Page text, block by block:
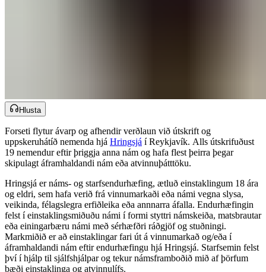
Hlusta
Forseti flytur ávarp og afhendir verðlaun við útskrift og
uppskeruhátíð nemenda hjá ​​​​‌ ‍ ​‍​‍‌‍ ‌ ​‍‌‍‍‌‌‍‌ ‌‍‍‌‌‍ ‍​‍​‍​ ‍‍​‍​‍‌ ​ ‌‍​‌‌‍ ‍‌‍‍‌‌ ‌​‌ ‍‌​‍ ‍‌‍‍‌‌‍ ​‍​‍​‍ ​​‍​‍‌‍‍​‌ ​‍‌‍‌‌‌‍‌‍​‍​‍​ ‍‍​‍​‍‌‍‍​‌ ‌​‌ ‌​‌ ​​‌ ​ ​‍ ​‍ ‌‍‌‍‌‍ ‌ ​‍‌ ​ ‌‍‌‌‌ ‌​‌‍‍‌​‍ ‌‌‍‍‌‌ ​ ‌‍ ​‌‍​‌‌‍ ‍‌‍‌​‌ ​ ​‍ ‍‌ ‌‍‌‍‌‌‌ ​‍‌‍​ ‌‍‌‌‌‍ ​​‍ ‍‌‍​‌‌ ​​‌ ​​​‍ ‌ ​ ‌ ‌​‌ ‌‌‌‍‌​‌‍‍‌‌‍ ​‍ ‌‍‍‌‌‍ ‍‌ ‌​‌‍‌‌‌‍ ‍‌ ‌​​‍ ‌‍‌‌‌‍‌​‌‍‍‌‌ ‌​​‍ ‌‍ ‌‌‍ ‌‍‌​‌‍‌‌​ ‌‌ ​​‌ ​‍‌‍‌‌‌ ​ ‌‍‌‌‌‍ ‍‌ ‌​‌‍​‌‌ ‌​‌‍‍‌‌‍ ‌‍ ‍​ ‍ ‌‍‍‌‌‍‌​​ ‌‌ ‌​‌​ ​‌ ​‌‌​ ‌‌​ ​ ‌ ‌‍ ‌‍‍‌‌‍ ​‌‌‍‌‌ ‍‌‌ ‍‍‌‍‌​‌ ‍‌‌‌​ ‌ ‌ ​ ‌‌‌‍‍‌‌‌‍‌​ ‍‌‌‍​‍‌​‌​​ ‍ ‌ ‌​‌ ‍‌‌ ​​‌‍‌‌​ ‌‌‍ ‍‌‍‌‌‌ ‌ ‌ ​ ​ ‍ ‌ ​​‌‍​‌‌ ‌​‌‍‍​​ ‌‌ ​​‌‍​‌‌‍‌ ‌‍‌‌‌​​‍‌ ‌‌‌‍‍‌‌‍ ​‌‍‌​‌‍‌‌‌ ​‍​‍‌‌​ ‌‌‌​​‍‌‌ ‌‍‍ ‌‍‌‌‌ ‍‌​‍‌‌​ ​ ‌​‌​​‍‌‌​ ​ ‌​‌​​‍‌‌​ ​‍​ ​‍‌ ​‍‌‍‍‌‌‍​ ‌‍‍​‌ ‌​‌‍‌‌‌ ‍​‌ ‌​​‍ ‌‌‍​ ‌ ‌‍‌‍‌‍‌‍​ ​ ​ ‌ ​​​ ​​​ ‍​‌ ​‍​‍‌‌​ ​‍​ ​‍​‍‌‌​ ‌‌‌​‌​​‍ ‍‌‍​ ‌‍ ‌‍ ‍‌ ‌​‌‍‌‌‌‍ ‍‌ ‌​​‍‌‌​ ‌‌‌​​‍‌‌ ‌‍‍ ‌‍‌‌‌ ‍‌​‍‌‌​ ​ ‌​‌​​‍‌‌​ ​ ‌​‌​​‍‌‌​ ​‍​ ​‍​ ‌​​ ‍‌‌‍‌​​ ‍‌​ ​‌​ ​‍‌‍‌‍​ ​​​ ‍‌​ ‌‌​ ​​​ ​‌​‍‌‌​ ​‍​ ​‍​‍‌‌​ ‌‌‌​‌​​‍ ‍‌‍​ ‌‍‍​‌‍‍‌‌‍ ​‌‍‌​‌ ​‍‌‍‌‌‌‍ ‍​‍‌‌​ ‌‌‌​​‍‌‌ ‌‍‍ ‌‍‌‌‌ ‍‌​‍‌‌​ ​ ‌​‌​​‍‌‌​ ​ ‌​‌​​‍‌‌​ ​‍​ ​‍‌‍​‌‌‍‌‌​ ‌‌​ ​​​ ‌​‌‍​‍‌‍‌‍​ ​‌‌‍​‌‌‍​ ‌‍​‍​ ​​​‍‌‌​ ​‍​ ​‍​‍‌‌​ ‌‌‌​‌​​‍ ‍‌ ‌​‌‍‌‌‌ ‍​‌ ‌​​ ‌‍​‍‌‍​‌‌ ​ ‌‍‌‌‌‌‌‌‌ ​‍‌‍ ​​ ‌‌‍‍​‌ ‌​‌ ‌​‌ ​​‌ ​ ​‍‌‌​ ​‍‌​‌‍​‍‌‌​ ​‍‌​‌‍‌‍‌‍‌‍ ‌ ​‍‌ ​ ‌‍‌‌‌ ‌​‌‍‍‌​‍ ‌‌‍‍‌‌ ​ ‌‍ ​‌‍​‌‌‍ ‍‌‍‌​‌ ​ ​‍ ‍‌ ‌‍‌‍‌‌‌ ​‍‌‍​ ‌‍‌‌‌‍ ​​‍ ‍‌‍​‌‌ ​​‌ ​​​‍‌‌​ ​‍‌​‌‍‌ ​ ‌ ‌​‌ ‌‌‌‍‌​‌‍‍‌‌‍ ​‍‌‍‌‍‍‌‌‍‌​​ ‌‌ ‌​‌​ ​‌ ​‌‌​ ‌‌​ ​ ‌ ‌‍ ‌‍‍‌‌‍ ​‌‌‍‌‌ ‍‌‌ ‍‍‌‍‌​‌ ‍‌‌‌​ ‌ ‌ ​ ‌‌‌‍‍‌‌‌‍‌​ ‍‌‌‍​‍‌​‌​​‍‌‍‌ ‌​‌ ‍‌‌ ​​‌‍‌‌​ ‌‌‍ ‍‌‍‌‌‌ ‌ ‌ ​ ​‍‌‍‌ ​​‌‍​‌‌ ‌​‌‍‍​​ ‌‌ ​​‌‍​‌‌‍‌ ‌‍‌‌‌​​‍‌ ‌‌‌‍‍‌‌‍ ​‌‍‌​‌‍‌‌‌ ​‍​‍‌‌​ ‌‌‌​​‍‌‌ ‌‍‍ ‌‍‌‌‌ ‍‌​‍‌‌​ ​ ‌​‌​​‍‌‌​ ​ ‌​‌​​‍‌‌​ ​‍​ ​‍‌ ​‍‌‍‍‌‌‍​ ‌‍‍​‌ ‌​‌‍‌‌‌ ‍​‌ ‌​​‍ ‌‌‍​ ‌ ‌‍‌‍‌‍‌‍​ ​ ​ ‌ ​​​ ​​​ ‍​‌ ​‍​‍‌‌​ ​‍​ ​‍​‍‌‌​ ‌‌‌​‌​​‍ ‍‌‍​ ‌‍ ‌‍ ‍‌ ‌​‌‍‌‌‌‍ ‍‌ ‌​​‍‌‌​ ‌‌‌​​‍‌‌ ‌‍‍ ‌‍‌‌‌ ‍‌​‍‌‌​ ​ ‌​‌​​‍‌‌​ ​ ‌​‌​​‍‌‌​ ​‍​ ​‍​ ‌​​ ‍‌‌‍‌​​ ‍‌​ ​‌​ ​‍‌‍‌‍​ ​​​ ‍‌​ ‌‌​ ​​​ ​‌​‍‌‌​ ​‍​ ​‍​‍‌‌​ ‌‌‌​‌​​‍ ‍‌‍​ ‌‍‍​‌‍‍‌‌‍ ​‌‍‌​‌ ​‍‌‍‌‌‌‍ ‍​‍‌‌​ ‌‌‌​​‍‌‌ ‌‍‍ ‌‍‌‌‌ ‍‌​‍‌‌​ ​ ‌​‌​​‍‌‌​ ​ ‌​‌​​‍‌‌​ ​‍​ ​‍‌‍​‌‌‍‌‌​ ‌‌​ ​​​ ‌​‌‍​‍‌‍‌‍​ ​‌‌‍​‌‌‍​ ‌‍​‍​ ​​​‍‌‌​ ​‍​ ​‍​‍‌‌​ ‌‌‌​‌​​‍ ‍‌ ‌​‌‍‌‌‌ ‍​‌ ‌​​‍‌‍‌ ​​‌‍‌‌‌ ​‍‌ ​ ‌ ​​‌‍‌‌‌‍​ ‌ ‌​‌‍‍‌‌ ‌‍‌‍‌‌​ ‌‌ ​​‌ ‌‌‌‍​‍‌‍ ​‌‍‍‌‌ ​ ‌‍‍​‌‍‌‌‌‍‌​​‍​‍‌ ‌ Hringsjá​​​​‌ ‍ ​‍​‍‌‍ ‌ ​‍‌‍‍‌‌‍‌ ‌‍‍‌‌‍ ‍​‍​‍​ ‍‍​‍​‍‌ ​ ‌‍​‌‌‍ ‍‌‍‍‌‌ ‌​‌ ‍‌​‍ ‍‌‍‍‌‌‍ ​‍​‍​‍ ​​‍​‍‌‍‍​‌ ​‍‌‍‌‌‌‍‌‍​‍​‍​ ‍‍​‍​‍‌‍‍​‌ ‌​‌ ‌​‌ ​​‌ ​ ​‍ ​‍ ‌‍‌‍‌‍ ‌ ​‍‌ ​ ‌‍‌‌‌ ‌​‌‍‍‌​‍ ‌‌‍‍‌‌ ​ ‌‍ ​‌‍​‌‌‍ ‍‌‍‌​‌ ​ ​‍ ‍‌ ‌‍‌‍‌‌‌ ​‍‌‍​ ‌‍‌‌‌‍ ​​‍ ‍‌‍​‌‌ ​​‌ ​​​‍ ‌ ​ ‌ ‌​‌ ‌‌‌‍‌​‌‍‍‌‌‍ ​‍ ‌‍‍‌‌‍ ‍‌ ‌​‌‍‌‌‌‍ ‍‌ ‌​​‍ ‌‍‌‌‌‍‌​‌‍‍‌‌ ‌​​‍ ‌‍ ‌‌‍ ‌‍‌​‌‍‌‌​ ‌‌ ​​‌ ​‍‌‍‌‌‌ ​ ‌‍‌‌‌‍ ‍‌ ‌​‌‍​‌‌ ‌​‌‍‍‌‌‍ ‌‍ ‍​ ‍ ‌‍‍‌‌‍‌​​ ‌‌ ‌​‌​ ​‌ ​‌‌​ ‌‌​ ​ ‌ ‌‍ ‌‍‍‌‌‍ ​‌‌‍‌‌ ‍‌‌ ‍‍‌‍‌​‌ ‍‌‌‌​ ‌ ‌ ​ ‌‌‌‍‍‌‌‌‍‌​ ‍‌‌‍​‍‌​‌​​ ‍ ‌ ‌​‌ ‍‌‌ ​​‌‍‌‌​ ‌‌‍ ‍‌‍‌‌‌ ‌ ‌ ​ ​ ‍ ‌ ​​‌‍​‌‌ ‌​‌‍‍​​ ‌‌ ​​‌‍​‌‌‍‌ ‌‍‌‌‌​​‍‌ ‌‌‌‍‍‌‌‍ ​‌‍‌​‌‍‌‌‌ ​‍​‍‌‌​ ‌‌‌​​‍‌‌ ‌‍‍ ‌‍‌‌‌ ‍‌​‍‌‌​ ​ ‌​‌​​‍‌‌​ ​ ‌​‌​​‍‌‌​ ​‍​ ​‍‌ ​‍‌‍‍‌‌‍​ ‌‍‍​‌ ‌​‌‍‌‌‌ ‍​‌ ‌​​‍ ‌‌‍​ ‌ ‌‍‌‍‌‍‌‍​ ​ ​ ‌ ​​​ ​​​ ‍​‌ ​‍​‍‌‌​ ​‍​ ​‍​‍‌‌​ ‌‌‌​‌​​‍ ‍‌‍​ ‌‍ ‌‍ ‍‌ ‌​‌‍‌‌‌‍ ‍‌ ‌​​‍‌‌​ ‌‌‌​​‍‌‌ ‌‍‍ ‌‍‌‌‌ ‍‌​‍‌‌​ ​ ‌​‌​​‍‌‌​ ​ ‌​‌​​‍‌‌​ ​‍​ ​‍​ ‌​​ ‍‌‌‍‌​​ ‍‌​ ​‌​ ​‍‌‍‌‍​ ​​​ ‍‌​ ‌‌​ ​​​ ​‌​‍‌‌​ ​‍​ ​‍​‍‌‌​ ‌‌‌​‌​​‍ ‍‌‍​ ‌‍‍​‌‍‍‌‌‍ ​‌‍‌​‌ ​‍‌‍‌‌‌‍ ‍​‍‌‌​ ‌‌‌​​‍‌‌ ‌‍‍ ‌‍‌‌‌ ‍‌​‍‌‌​ ​ ‌​‌​​‍‌‌​ ​ ‌​‌​​‍‌‌​ ​‍​ ​‍‌‍‌‌​ ‌‍​ ​​‌‍‌​​ ‌ ​ ​​‌‍‌​​ ​​‌‍‌‍​ ‍​​ ‌ ​ ​ ​‍‌‌​ ​‍​ ​‍​‍‌‌​ ‌‌‌​‌​​‍ ‍‌ ‌​‌‍‌‌‌ ‍​‌ ‌​​ ‌‍​‍‌‍​‌‌ ​ ‌‍‌‌‌‌‌‌‌ ​‍‌‍ ​​ ‌‌‍‍​‌ ‌​‌ ‌​‌ ​​‌ ​ ​‍‌‌​ ​‍‌​‌‍​‍‌‌​ ​‍‌​‌‍‌‍‌‍‌‍ ‌ ​‍‌ ​ ‌‍‌‌‌ ‌​‌‍‍‌​‍ ‌‌‍‍‌‌ ​ ‌‍ ​‌‍​‌‌‍ ‍‌‍‌​‌ ​ ​‍ ‍‌ ‌‍‌‍‌‌‌ ​‍‌‍​ ‌‍‌‌‌‍ ​​‍ ‍‌‍​‌‌ ​​‌ ​​​‍‌‌​ ​‍‌​‌‍‌ ​ ‌ ‌​‌ ‌‌‌‍‌​‌‍‍‌‌‍ ​‍‌‍‌‍‍‌‌‍‌​​ ‌‌ ‌​‌​ ​‌ ​‌‌​ ‌‌​ ​ ‌ ‌‍ ‌‍‍‌‌‍ ​‌‌‍‌‌ ‍‌‌ ‍‍‌‍‌​‌ ‍‌‌‌​ ‌ ‌ ​ ‌‌‌‍‍‌‌‌‍‌​ ‍‌‌‍​‍‌​‌​​‍‌‍‌ ‌​‌ ‍‌‌ ​​‌‍‌‌​ ‌‌‍ ‍‌‍‌‌‌ ‌ ‌ ​ ​‍‌‍‌ ​​‌‍​‌‌ ‌​‌‍‍​​ ‌‌ ​​‌‍​‌‌‍‌ ‌‍‌‌‌​​‍‌ ‌‌‌‍‍‌‌‍ ​‌‍‌​‌‍‌‌‌ ​‍​‍‌‌​ ‌‌‌​​‍‌‌ ‌‍‍ ‌‍‌‌‌ ‍‌​‍‌‌​ ​ ‌​‌​​‍‌‌​ ​ ‌​‌​​‍‌‌​ ​‍​ ​‍‌ ​‍‌‍‍‌‌‍​ ‌‍‍​‌ ‌​‌‍‌‌‌ ‍​‌ ‌​​‍ ‌‌‍​ ‌ ‌‍‌‍‌‍‌‍​ ​ ​ ‌ ​​​ ​​​ ‍​‌ ​‍​‍‌‌​ ​‍​ ​‍​‍‌‌​ ‌‌‌​‌​​‍ ‍‌‍​ ‌‍ ‌‍ ‍‌ ‌​‌‍‌‌‌‍ ‍‌ ‌​​‍‌‌​ ‌‌‌​​‍‌‌ ‌‍‍ ‌‍‌‌‌ ‍‌​‍‌‌​ ​ ‌​‌​​‍‌‌​ ​ ‌​‌​​‍‌‌​ ​‍​ ​‍​ ‌​​ ‍‌‌‍‌​​ ‍‌​ ​‌​ ​‍‌‍‌‍​ ​​​ ‍‌​ ‌‌​ ​​​ ​‌​‍‌‌​ ​‍​ ​‍​‍‌‌​ ‌‌‌​‌​​‍ ‍‌‍​ ‌‍‍​‌‍‍‌‌‍ ​‌‍‌​‌ ​‍‌‍‌‌‌‍ ‍​‍‌‌​ ‌‌‌​​‍‌‌ ‌‍‍ ‌‍‌‌‌ ‍‌​‍‌‌​ ​ ‌​‌​​‍‌‌​ ​ ‌​‌​​‍‌‌​ ​‍​ ​‍‌‍‌‌​ ‌‍​ ​​‌‍‌​​ ‌ ​ ​​‌‍‌​​ ​​‌‍‌‍​ ‍​​ ‌ ​ ​ ​‍‌‌​ ​‍​ ​‍​‍‌‌​ ‌‌‌​‌​​‍ ‍‌ ‌​‌‍‌‌‌ ‍​‌ ‌​​‍‌‍‌ ​​‌‍‌‌‌ ​‍‌ ​ ‌ ​​‌‍‌‌‌‍​ ‌ ‌​‌‍‍‌‌ ‌‍‌‍‌‌​ ‌‌ ​​‌ ‌‌‌‍​‍‌‍ ​‌‍‍‌‌ ​ ‌‍‍​‌‍‌‌‌‍‌​​‍​‍‌ ‌ í Reykjavík. Alls útskrifuðust
19 nemendur eftir þriggja anna nám og hafa flest þeirra þegar
skipulagt áframhaldandi nám eða atvinnuþátttöku.​​​​‌ ‍ ​‍​‍‌‍ ‌ ​‍‌‍‍‌‌‍‌ ‌‍‍‌‌‍ ‍​‍​‍​ ‍‍​‍​‍‌ ​ ‌‍​‌‌‍ ‍‌‍‍‌‌ ‌​‌ ‍‌​‍ ‍‌‍‍‌‌‍ ​‍​‍​‍ ​​‍​‍‌‍‍​‌ ​‍‌‍‌‌‌‍‌‍​‍​‍​ ‍‍​‍​‍‌‍‍​‌ ‌​‌ ‌​‌ ​​‌ ​ ​‍ ​‍ ‌‍‌‍‌‍ ‌ ​‍‌ ​ ‌‍‌‌‌ ‌​‌‍‍‌​‍ ‌‌‍‍‌‌ ​ ‌‍ ​‌‍​‌‌‍ ‍‌‍‌​‌ ​ ​‍ ‍‌ ‌‍‌‍‌‌‌ ​‍‌‍​ ‌‍‌‌‌‍ ​​‍ ‍‌‍​‌‌ ​​‌ ​​​‍ ‌ ​ ‌ ‌​‌ ‌‌‌‍‌​‌‍‍‌‌‍ ​‍ ‌‍‍‌‌‍ ‍‌ ‌​‌‍‌‌‌‍ ‍‌ ‌​​‍ ‌‍‌‌‌‍‌​‌‍‍‌‌ ‌​​‍ ‌‍ ‌‌‍ ‌‍‌​‌‍‌‌​ ‌‌ ​​‌ ​‍‌‍‌‌‌ ​ ‌‍‌‌‌‍ ‍‌ ‌​‌‍​‌‌ ‌​‌‍‍‌‌‍ ‌‍ ‍​ ‍ ‌‍‍‌‌‍‌​​ ‌‌ ‌​‌​ ​‌ ​‌‌​ ‌‌​ ​ ‌ ‌‍ ‌‍‍‌‌‍ ​‌‌‍‌‌ ‍‌‌ ‍‍‌‍‌​‌ ‍‌‌‌​ ‌ ‌ ​ ‌‌‌‍‍‌‌‌‍‌​ ‍‌‌‍​‍‌​‌​​ ‍ ‌ ‌​‌ ‍‌‌ ​​‌‍‌‌​ ‌‌‍ ‍‌‍‌‌‌ ‌ ‌ ​ ​ ‍ ‌ ​​‌‍​‌‌ ‌​‌‍‍​​ ‌‌ ​​‌‍​‌‌‍‌ ‌‍‌‌‌​​‍‌ ‌‌‌‍‍‌‌‍ ​‌‍‌​‌‍‌‌‌ ​‍​‍‌‌​ ‌‌‌​​‍‌‌ ‌‍‍ ‌‍‌‌‌ ‍‌​‍‌‌​ ​ ‌​‌​​‍‌‌​ ​ ‌​‌​​‍‌‌​ ​‍​ ​‍‌ ​‍‌‍‍‌‌‍​ ‌‍‍​‌ ‌​‌‍‌‌‌ ‍​‌ ‌​​‍ ‌‌‍​ ‌ ‌‍‌‍‌‍‌‍​ ​ ​ ‌ ​​​ ​​​ ‍​‌ ​‍​‍‌‌​ ​‍​ ​‍​‍‌‌​ ‌‌‌​‌​​‍ ‍‌‍​ ‌‍ ‌‍ ‍‌ ‌​‌‍‌‌‌‍ ‍‌ ‌​​‍‌‌​ ‌‌‌​​‍‌‌ ‌‍‍ ‌‍‌‌‌ ‍‌​‍‌‌​ ​ ‌​‌​​‍‌‌​ ​ ‌​‌​​‍‌‌​ ​‍​ ​‍​ ‌​​ ‍‌‌‍‌​​ ‍‌​ ​‌​ ​‍‌‍‌‍​ ​​​ ‍‌​ ‌‌​ ​​​ ​‌​‍‌‌​ ​‍​ ​‍​‍‌‌​ ‌‌‌​‌​​‍ ‍‌‍​ ‌‍‍​‌‍‍‌‌‍ ​‌‍‌​‌ ​‍‌‍‌‌‌‍ ‍​‍‌‌​ ‌‌‌​​‍‌‌ ‌‍‍ ‌‍‌‌‌ ‍‌​‍‌‌​ ​ ‌​‌​​‍‌‌​ ​ ‌​‌​​‍‌‌​ ​‍​ ​‍‌‍​‌​ ​ ​ ​‍​ ‌ ​ ‍​‌‍‌‌‌‍‌​‌‍‌​​ ​‍​ ‌ ​ ‍‌​ ‌ ​‍‌‌​ ​‍​ ​‍​‍‌‌​ ‌‌‌​‌​​‍ ‍‌ ‌​‌‍‌‌‌ ‍​‌ ‌​​ ‌‍​‍‌‍​‌‌ ​ ‌‍‌‌‌‌‌‌‌ ​‍‌‍ ​​ ‌‌‍‍​‌ ‌​‌ ‌​‌ ​​‌ ​ ​‍‌‌​ ​‍‌​‌‍​‍‌‌​ ​‍‌​‌‍‌‍‌‍‌‍ ‌ ​‍‌ ​ ‌‍‌‌‌ ‌​‌‍‍‌​‍ ‌‌‍‍‌‌ ​ ‌‍ ​‌‍​‌‌‍ ‍‌‍‌​‌ ​ ​‍ ‍‌ ‌‍‌‍‌‌‌ ​‍‌‍​ ‌‍‌‌‌‍ ​​‍ ‍‌‍​‌‌ ​​‌ ​​​‍‌‌​ ​‍‌​‌‍‌ ​ ‌ ‌​‌ ‌‌‌‍‌​‌‍‍‌‌‍ ​‍‌‍‌‍‍‌‌‍‌​​ ‌‌ ‌​‌​ ​‌ ​‌‌​ ‌‌​ ​ ‌ ‌‍ ‌‍‍‌‌‍ ​‌‌‍‌‌ ‍‌‌ ‍‍‌‍‌​‌ ‍‌‌‌​ ‌ ‌ ​ ‌‌‌‍‍‌‌‌‍‌​ ‍‌‌‍​‍‌​‌​​‍‌‍‌ ‌​‌ ‍‌‌ ​​‌‍‌‌​ ‌‌‍ ‍‌‍‌‌‌ ‌ ‌ ​ ​‍‌‍‌ ​​‌‍​‌‌ ‌​‌‍‍​​ ‌‌ ​​‌‍​‌‌‍‌ ‌‍‌‌‌​​‍‌ ‌‌‌‍‍‌‌‍ ​‌‍‌​‌‍‌‌‌ ​‍​‍‌‌​ ‌‌‌​​‍‌‌ ‌‍‍ ‌‍‌‌‌ ‍‌​‍‌‌​ ​ ‌​‌​​‍‌‌​ ​ ‌​‌​​‍‌‌​ ​‍​ ​‍‌ ​‍‌‍‍‌‌‍​ ‌‍‍​‌ ‌​‌‍‌‌‌ ‍​‌ ‌​​‍ ‌‌‍​ ‌ ‌‍‌‍‌‍‌‍​ ​ ​ ‌ ​​​ ​​​ ‍​‌ ​‍​‍‌‌​ ​‍​ ​‍​‍‌‌​ ‌‌‌​‌​​‍ ‍‌‍​ ‌‍ ‌‍ ‍‌ ‌​‌‍‌‌‌‍ ‍‌ ‌​​‍‌‌​ ‌‌‌​​‍‌‌ ‌‍‍ ‌‍‌‌‌ ‍‌​‍‌‌​ ​ ‌​‌​​‍‌‌​ ​ ‌​‌​​‍‌‌​ ​‍​ ​‍​ ‌​​ ‍‌‌‍‌​​ ‍‌​ ​‌​ ​‍‌‍‌‍​ ​​​ ‍‌​ ‌‌​ ​​​ ​‌​‍‌‌​ ​‍​ ​‍​‍‌‌​ ‌‌‌​‌​​‍ ‍‌‍​ ‌‍‍​‌‍‍‌‌‍ ​‌‍‌​‌ ​‍‌‍‌‌‌‍ ‍​‍‌‌​ ‌‌‌​​‍‌‌ ‌‍‍ ‌‍‌‌‌ ‍‌​‍‌‌​ ​ ‌​‌​​‍‌‌​ ​ ‌​‌​​‍‌‌​ ​‍​ ​‍‌‍​‌​ ​ ​ ​‍​ ‌ ​ ‍​‌‍‌‌‌‍‌​‌‍‌​​ ​‍​ ‌ ​ ‍‌​ ‌ ​‍‌‌​ ​‍​ ​‍​‍‌‌​ ‌‌‌​‌​​‍ ‍‌ ‌​‌‍‌‌‌ ‍​‌ ‌​​‍‌‍‌ ​​‌‍‌‌‌ ​‍‌ ​ ‌ ​​‌‍‌‌‌‍​ ‌ ‌​‌‍‍‌‌ ‌‍‌‍‌‌​ ‌‌ ​​‌ ‌‌‌‍​‍‌‍ ​‌‍‍‌‌ ​ ‌‍‍​‌‍‌‌‌‍‌​​‍​‍‌ ‌
Hringsjá er náms- og starfsendurhæfing, ætluð einstaklingum 18 ára
og eldri, sem hafa verið frá vinnumarkaði eða námi vegna slysa,
veikinda, félagslegra erfiðleika eða annnarra áfalla. Endurhæfingin
felst í einstaklingsmiðuðu námi í formi styttri námskeiða, matsbrautar
eða einingarbæru námi með sérhæfðri ráðgjöf og stuðningi.
Markmiðið er að einstaklingar fari út á vinnumarkað og/eða í
áframhaldandi nám eftir endurhæfingu hjá Hringsjá. Starfsemin felst
því í hjálp til sjálfshjálpar og tekur námsframboðið mið af þörfum
bæði einstaklinga og atvinnulífs.​​​​‌ ‍ ​‍​‍‌‍ ‌ ​‍‌‍‍‌‌‍‌ ‌‍‍‌‌‍ ‍​‍​‍​ ‍‍​‍​‍‌ ​ ‌‍​‌‌‍ ‍‌‍‍‌‌ ‌​‌ ‍‌​‍ ‍‌‍‍‌‌‍ ​‍​‍​‍ ​​‍​‍‌‍‍​‌ ​‍‌‍‌‌‌‍‌‍​‍​‍​ ‍‍​‍​‍‌‍‍​‌ ‌​‌ ‌​‌ ​​‌ ​ ​‍ ​‍ ‌‍‌‍‌‍ ‌ ​‍‌ ​ ‌‍‌‌‌ ‌​‌‍‍‌​‍ ‌‌‍‍‌‌ ​ ‌‍ ​‌‍​‌‌‍ ‍‌‍‌​‌ ​ ​‍ ‍‌ ‌‍‌‍‌‌‌ ​‍‌‍​ ‌‍‌‌‌‍ ​​‍ ‍‌‍​‌‌ ​​‌ ​​​‍ ‌ ​ ‌ ‌​‌ ‌‌‌‍‌​‌‍‍‌‌‍ ​‍ ‌‍‍‌‌‍ ‍‌ ‌​‌‍‌‌‌‍ ‍‌ ‌​​‍ ‌‍‌‌‌‍‌​‌‍‍‌‌ ‌​​‍ ‌‍ ‌‌‍ ‌‍‌​‌‍‌‌​ ‌‌ ​​‌ ​‍‌‍‌‌‌ ​ ‌‍‌‌‌‍ ‍‌ ‌​‌‍​‌‌ ‌​‌‍‍‌‌‍ ‌‍ ‍​ ‍ ‌‍‍‌‌‍‌​​ ‌‌ ‌​‌​ ​‌ ​‌‌​ ‌‌​ ​ ‌ ‌‍ ‌‍‍‌‌‍ ​‌‌‍‌‌ ‍‌‌ ‍‍‌‍‌​‌ ‍‌‌‌​ ‌ ‌ ​ ‌‌‌‍‍‌‌‌‍‌​ ‍‌‌‍​‍‌​‌​​ ‍ ‌ ‌​‌ ‍‌‌ ​​‌‍‌‌​ ‌‌‍ ‍‌‍‌‌‌ ‌ ‌ ​ ​ ‍ ‌ ​​‌‍​‌‌ ‌​‌‍‍​​ ‌‌ ​​‌‍​‌‌‍‌ ‌‍‌‌‌​​‍‌ ‌‌‌‍‍‌‌‍ ​‌‍‌​‌‍‌‌‌ ​‍​‍‌‌​ ‌‌‌​​‍‌‌ ‌‍‍ ‌‍‌‌‌ ‍‌​‍‌‌​ ​ ‌​‌​​‍‌‌​ ​ ‌​‌​​‍‌‌​ ​‍​ ​‍‌ ​‍‌‍‍‌‌‍​ ‌‍‍​‌ ‌​‌‍‌‌‌ ‍​‌ ‌​​‍ ‌‌‍​ ‌ ‌‍‌‍‌‍‌‍​ ​ ​ ‌ ​​​ ​​​ ‍​‌ ​‍​‍‌‌​ ​‍​ ​‍​‍‌‌​ ‌‌‌​‌​​‍ ‍‌‍​ ‌‍ ‌‍ ‍‌ ‌​‌‍‌‌‌‍ ‍‌ ‌​​‍‌‌​ ‌‌‌​​‍‌‌ ‌‍‍ ‌‍‌‌‌ ‍‌​‍‌‌​ ​ ‌​‌​​‍‌‌​ ​ ‌​‌​​‍‌‌​ ​‍​ ​‍‌‍​‍‌‍​‍​ ‌​​ ‍​​ ‍‌‌‍‌‌​ ​‍‌‍‌‍‌‍​‌‌‍​ ‌‍‌​​ ​‌​‍‌‌​ ​‍​ ​‍​‍‌‌​ ‌‌‌​‌​​‍ ‍‌‍​ ‌‍‍​‌‍‍‌‌‍ ​‌‍‌​‌ ​‍‌‍‌‌‌‍ ‍​‍‌‌​ ‌‌‌​​‍‌‌ ‌‍‍ ‌‍‌‌‌ ‍‌​‍‌‌​ ​ ‌​‌​​‍‌‌​ ​ ‌​‌​​‍‌‌​ ​‍​ ​‍​ ​​​ ‌​​ ‌‍‌‍‌‌​ ‌‍​ ​ ​ ​ ​ ‌‌‌‍‌‍‌‍‌‌‌‍​‍​ ‌​​‍‌‌​ ​‍​ ​‍​‍‌‌​ ‌‌‌​‌​​‍ ‍‌ ‌​‌‍‌‌‌ ‍​‌ ‌​​ ‌‍​‍‌‍​‌‌ ​ ‌‍‌‌‌‌‌‌‌ ​‍‌‍ ​​ ‌‌‍‍​‌ ‌​‌ ‌​‌ ​​‌ ​ ​‍‌‌​ ​‍‌​‌‍​‍‌‌​ ​‍‌​‌‍‌‍‌‍‌‍ ‌ ​‍‌ ​ ‌‍‌‌‌ ‌​‌‍‍‌​‍ ‌‌‍‍‌‌ ​ ‌‍ ​‌‍​‌‌‍ ‍‌‍‌​‌ ​ ​‍ ‍‌ ‌‍‌‍‌‌‌ ​‍‌‍​ ‌‍‌‌‌‍ ​​‍ ‍‌‍​‌‌ ​​‌ ​​​‍‌‌​ ​‍‌​‌‍‌ ​ ‌ ‌​‌ ‌‌‌‍‌​‌‍‍‌‌‍ ​‍‌‍‌‍‍‌‌‍‌​​ ‌‌ ‌​‌​ ​‌ ​‌‌​ ‌‌​ ​ ‌ ‌‍ ‌‍‍‌‌‍ ​‌‌‍‌‌ ‍‌‌ ‍‍‌‍‌​‌ ‍‌‌‌​ ‌ ‌ ​ ‌‌‌‍‍‌‌‌‍‌​ ‍‌‌‍​‍‌​‌​​‍‌‍‌ ‌​‌ ‍‌‌ ​​‌‍‌‌​ ‌‌‍ ‍‌‍‌‌‌ ‌ ‌ ​ ​‍‌‍‌ ​​‌‍​‌‌ ‌​‌‍‍​​ ‌‌ ​​‌‍​‌‌‍‌ ‌‍‌‌‌​​‍‌ ‌‌‌‍‍‌‌‍ ​‌‍‌​‌‍‌‌‌ ​‍​‍‌‌​ ‌‌‌​​‍‌‌ ‌‍‍ ‌‍‌‌‌ ‍‌​‍‌‌​ ​ ‌​‌​​‍‌‌​ ​ ‌​‌​​‍‌‌​ ​‍​ ​‍‌ ​‍‌‍‍‌‌‍​ ‌‍‍​‌ ‌​‌‍‌‌‌ ‍​‌ ‌​​‍ ‌‌‍​ ‌ ‌‍‌‍‌‍‌‍​ ​ ​ ‌ ​​​ ​​​ ‍​‌ ​‍​‍‌‌​ ​‍​ ​‍​‍‌‌​ ‌‌‌​‌​​‍ ‍‌‍​ ‌‍ ‌‍ ‍‌ ‌​‌‍‌‌‌‍ ‍‌ ‌​​‍‌‌​ ‌‌‌​​‍‌‌ ‌‍‍ ‌‍‌‌‌ ‍‌​‍‌‌​ ​ ‌​‌​​‍‌‌​ ​ ‌​‌​​‍‌‌​ ​‍​ ​‍‌‍​‍‌‍​‍​ ‌​​ ‍​​ ‍‌‌‍‌‌​ ​‍‌‍‌‍‌‍​‌‌‍​ ‌‍‌​​ ​‌​‍‌‌​ ​‍​ ​‍​‍‌‌​ ‌‌‌​‌​​‍ ‍‌‍​ ‌‍‍​‌‍‍‌‌‍ ​‌‍‌​‌ ​‍‌‍‌‌‌‍ ‍​‍‌‌​ ‌‌‌​​‍‌‌ ‌‍‍ ‌‍‌‌‌ ‍‌​‍‌‌​ ​ ‌​‌​​‍‌‌​ ​ ‌​‌​​‍‌‌​ ​‍​ ​‍​ ​​​ ‌​​ ‌‍‌‍‌‌​ ‌‍​ ​ ​ ​ ​ ‌‌‌‍‌‍‌‍‌‌‌‍​‍​ ‌​​‍‌‌​ ​‍​ ​‍​‍‌‌​ ‌‌‌​‌​​‍ ‍‌ ‌​‌‍‌‌‌ ‍​‌ ‌​​‍‌‍‌ ​​‌‍‌‌‌ ​‍‌ ​ ‌ ​​‌‍‌‌‌‍​ ‌ ‌​‌‍‍‌‌ ‌‍‌‍‌‌​ ‌‌ ​​‌ ‌‌‌‍​‍‌‍ ​‌‍‍‌‌ ​ ‌‍‍​‌‍‌‌‌‍‌​​‍​‍‌ ‌